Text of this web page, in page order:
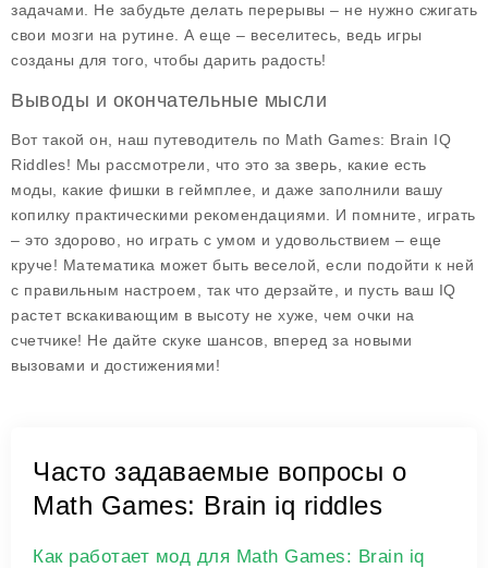
задачами. Не забудьте делать перерывы – не нужно сжигать
свои мозги на рутине. А еще – веселитесь, ведь игры
созданы для того, чтобы дарить радость!
Выводы и окончательные мысли
Вот такой он, наш путеводитель по Math Games: Brain IQ
Riddles! Мы рассмотрели, что это за зверь, какие есть
моды, какие фишки в геймплее, и даже заполнили вашу
копилку практическими рекомендациями. И помните, играть
– это здорово, но играть с умом и удовольствием – еще
круче! Математика может быть веселой, если подойти к ней
с правильным настроем, так что дерзайте, и пусть ваш IQ
растет вскакивающим в высоту не хуже, чем очки на
счетчике! Не дайте скуке шансов, вперед за новыми
вызовами и достижениями!
Часто задаваемые вопросы о
Math Games: Brain iq riddles
Как работает мод для Math Games: Brain iq